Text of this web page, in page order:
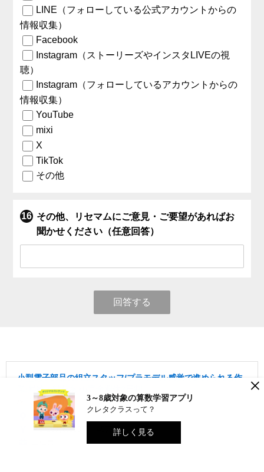
LINE（フォローしている公式アカウントからの
情報収集）
Facebook
Instagram（ストーリーズやインスタLIVEの視
聴）
Instagram（フォローしているアカウントからの
情報収集）
YouTube
mixi
X
TikTok
その他
その他、リセマムにご意見・ご要望があればお
聞かせください（任意回答）
回答する
小型電子部品の組立スタッフ/プラモデル感覚で進められる作
業/昇給・賞与あり/完全週休2日制
株式会社RIOT
東京都
月給29万6,800円～45万円
×
3～8歳対象の算数学習アプリ
クレタクラスって？
詳しく見る